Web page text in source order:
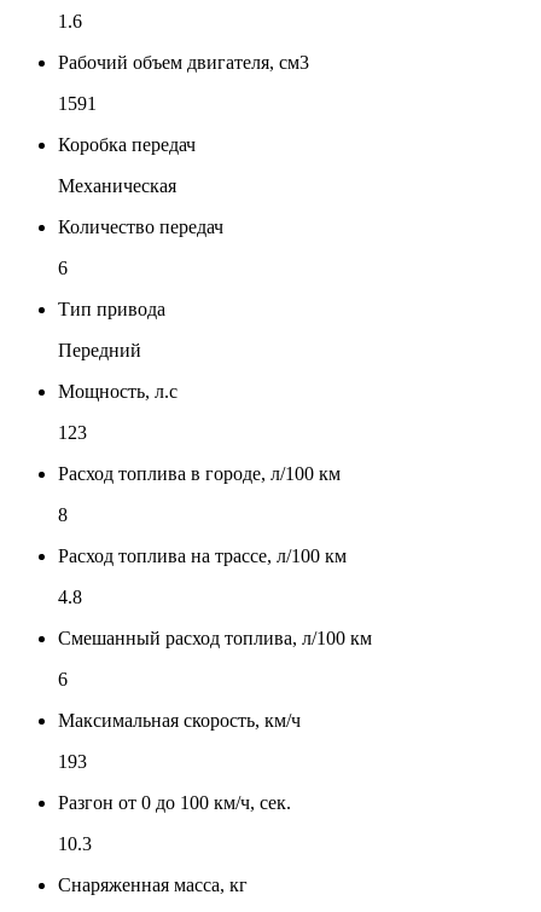
1.6
Рабочий объем двигателя, см3
1591
Коробка передач
Механическая
Количество передач
6
Тип привода
Передний
Мощность, л.с
123
Расход топлива в городе, л/100 км
8
Расход топлива на трассе, л/100 км
4.8
Смешанный расход топлива, л/100 км
6
Максимальная скорость, км/ч
193
Разгон от 0 до 100 км/ч, сек.
10.3
Снаряженная масса, кг